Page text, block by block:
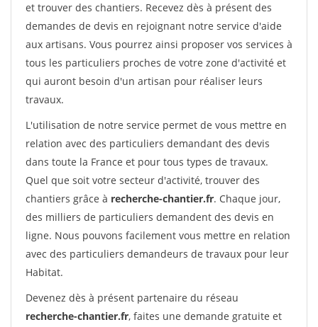
et trouver des chantiers. Recevez dès à présent des
demandes de devis en rejoignant notre service d'aide
aux artisans. Vous pourrez ainsi proposer vos services à
tous les particuliers proches de votre zone d'activité et
qui auront besoin d'un artisan pour réaliser leurs
travaux.
L'utilisation de notre service permet de vous mettre en
relation avec des particuliers demandant des devis
dans toute la France et pour tous types de travaux.
Quel que soit votre secteur d'activité, trouver des
chantiers grâce à recherche-chantier.fr. Chaque jour,
des milliers de particuliers demandent des devis en
ligne. Nous pouvons facilement vous mettre en relation
avec des particuliers demandeurs de travaux pour leur
Habitat.
Devenez dès à présent partenaire du réseau
recherche-chantier.fr, faites une demande gratuite et